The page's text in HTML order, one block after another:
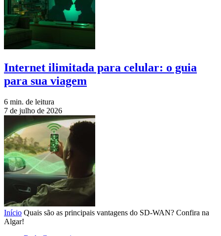
Internet ilimitada para celular: o guia
para sua viagem
6 min. de leitura
7 de julho de 2026
Início Quais são as principais vantagens do SD-WAN? Confira na
Algar!